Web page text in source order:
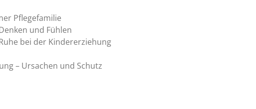
Pflegefamilie
und Fühlen
bei der Kindererziehung
– Ursachen und Schutz